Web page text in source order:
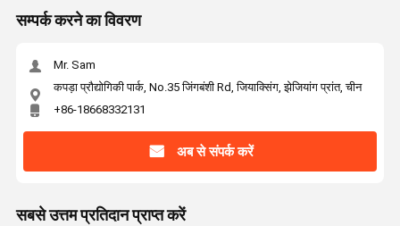
सम्पर्क करने का विवरण
Mr. Sam
कपड़ा प्रौद्योगिकी पार्क, No.35 जिंगबंशी Rd, जियाक्सिंग, झेजियांग प्रांत, चीन
+86-18668332131
अब से संपर्क करें
सबसे उत्तम प्रतिदान प्राप्त करें